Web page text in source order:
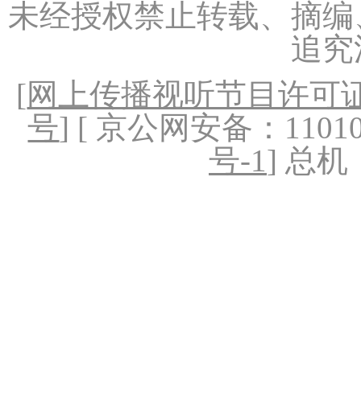
未经授权禁止转载、摘
追
[网上传播视听节目许可
号] [ 京公网安备：
号-1] 总机